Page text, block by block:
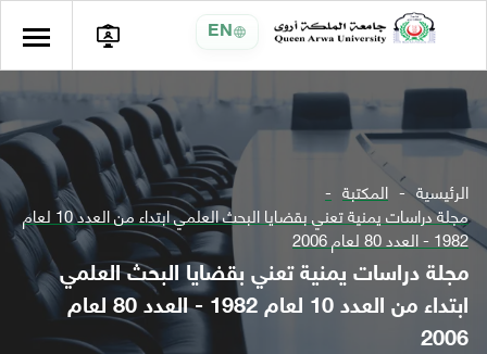
EN
الرئيسية المكتبة
مجلة دراسات يمنية تعني بقضايا البحث العلمي ابتداء من العدد 10 لعام
1982 - العدد 80 لعام 2006
مجلة دراسات يمنية تعني بقضايا البحث العلمي
ابتداء من العدد 10 لعام 1982 - العدد 80 لعام
2006